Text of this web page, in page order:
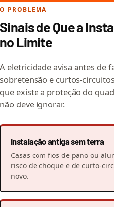
O PROBLEMA
Sinais de Que a
no Limite
A eletricidade avisa antes de
sobretensão e curtos-
que existe a proteção do
não deve ignorar.
Instalação antiga sem terra
Casas com fios de pano ou
risco de choque e de curto-
novo.